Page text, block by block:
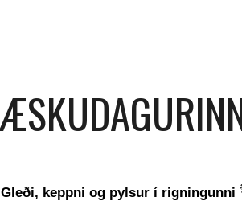
Gleði, keppni og pylsur í rigningunni